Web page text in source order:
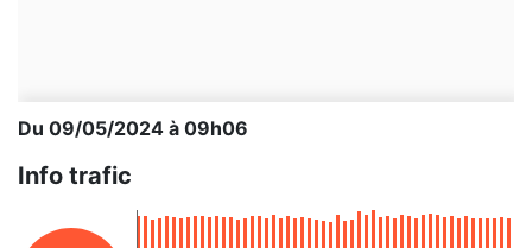
Du 09/05/2024 à 09h06
Info trafic